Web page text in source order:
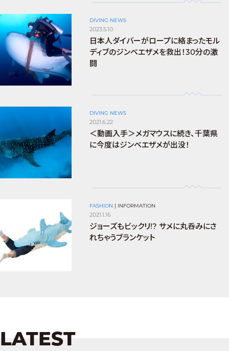
DIVING NEWS
2023.5.10
日本人ダイバーがロープに絡まったモル
ディブのジンベエザメを救出！30分の激
闘
DIVING NEWS
2021.6.22
＜動画入手＞メガマウスに続き、千葉県
に今度はジンベエザメが出没！
FASHION | INFORMATION
2021.1.16
ジョーズもビックリ!? サメに丸呑みにさ
れちゃうブランケット
LATEST